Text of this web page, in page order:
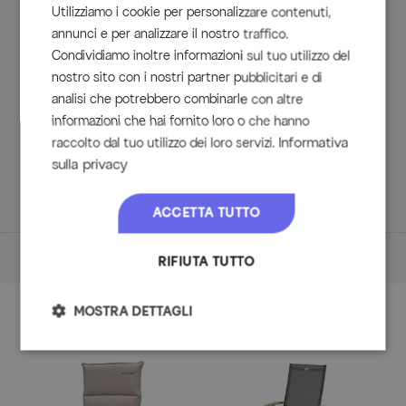
Il legno utilizzato è estremamente robusto e resistente.
Contenuto della consegna
1x Tavolo da pranzo Xanadu, ca. 160/220 x 100 cm
2x Poltroncina impilabile Aruba
6x Sedie pieghevoli Aruba con braccioli in legno di teak
ca. 160/220 x 100 x 76 cm
Peso: ca. 50 kg
Accessori
Utilizziamo i cookie per personalizzare contenuti,
annunci e per analizzare il nostro traffico.
Condividiamo inoltre informazioni sul tuo utilizzo del
nostro sito con i nostri partner pubblicitari e di
analisi che potrebbero combinarle con altre
informazioni che hai fornito loro o che hanno
raccolto dal tuo utilizzo dei loro servizi. Informativa
sulla privacy
ACCETTA TUTTO
RIFIUTA TUTTO
MOSTRA DETTAGLI